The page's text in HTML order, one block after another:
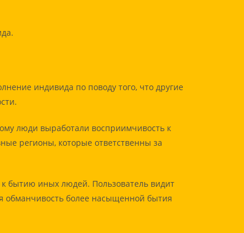
индивида по поводу того, что другие
люди выработали восприимчивость к
регионы, которые ответственны за
бытию иных людей. Пользователь видит
обманчивость более насыщенной бытия